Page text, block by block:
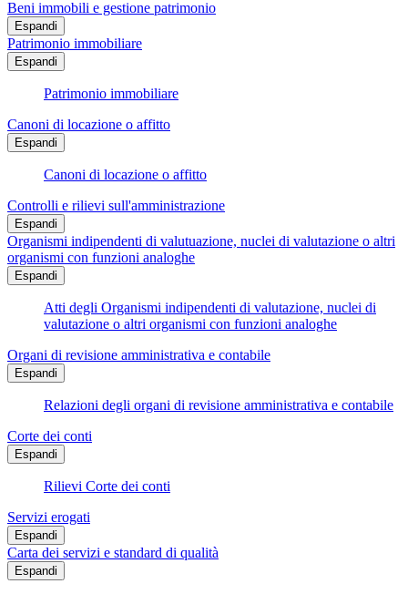
Beni immobili e gestione patrimonio
Espandi
Patrimonio immobiliare
Espandi
Patrimonio immobiliare
Canoni di locazione o affitto
Espandi
Canoni di locazione o affitto
Controlli e rilievi sull'amministrazione
Espandi
Organismi indipendenti di valutuazione, nuclei di valutazione o altri
organismi con funzioni analoghe
Espandi
Atti degli Organismi indipendenti di valutazione, nuclei di
valutazione o altri organismi con funzioni analoghe
Organi di revisione amministrativa e contabile
Espandi
Relazioni degli organi di revisione amministrativa e contabile
Corte dei conti
Espandi
Rilievi Corte dei conti
Servizi erogati
Espandi
Carta dei servizi e standard di qualità
Espandi